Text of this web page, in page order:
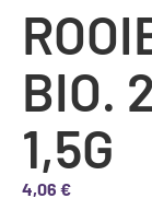
BIO.
1,5G
4,06 €